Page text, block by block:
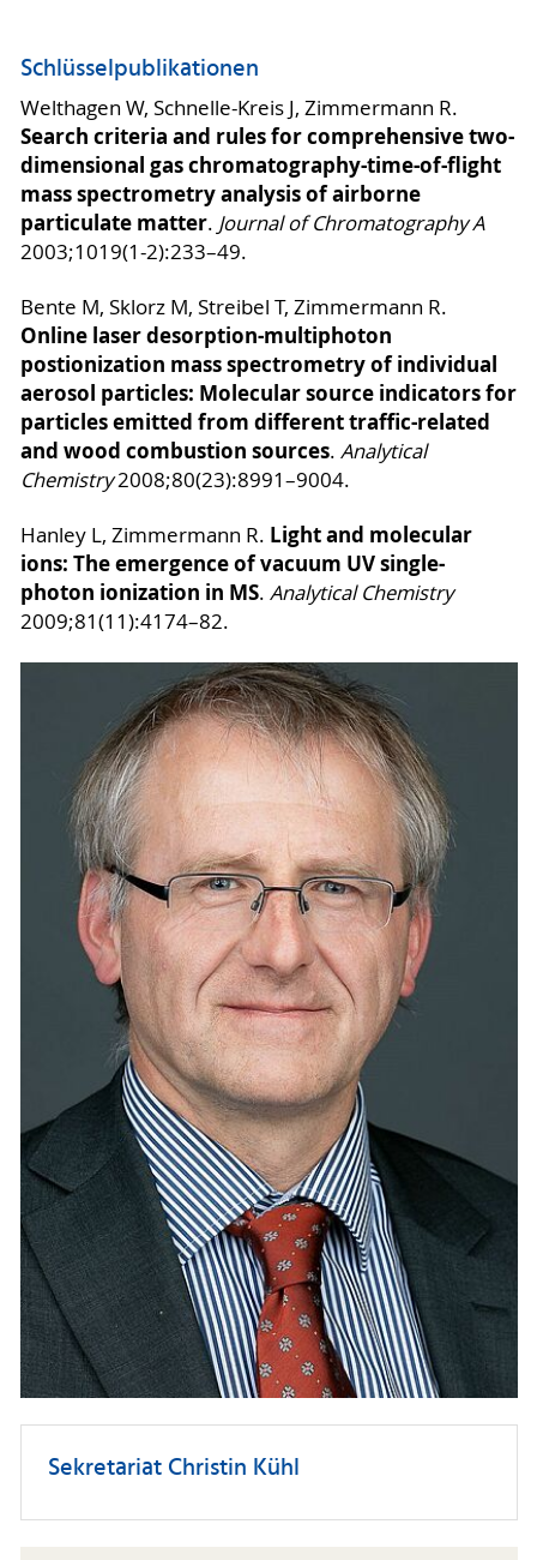
Schlüsselpublikationen
Welthagen W, Schnelle-Kreis J, Zimmermann R.
Search criteria and rules for comprehensive two-
dimensional gas chromatography-time-of-flight
mass spectrometry analysis of airborne
particulate matter. Journal of Chromatography A
2003;1019(1-2):233–49.
Bente M, Sklorz M, Streibel T, Zimmermann R.
Online laser desorption-multiphoton
postionization mass spectrometry of individual
aerosol particles: Molecular source indicators for
particles emitted from different traffic-related
and wood combustion sources. Analytical
Chemistry2008;80(23):8991–9004.
Hanley L, Zimmermann R. Light and molecular
ions: The emergence of vacuum UV single-
photon ionization in MS. Analytical Chemistry
2009;81(11):4174–82.
Sekretariat Christin Kühl